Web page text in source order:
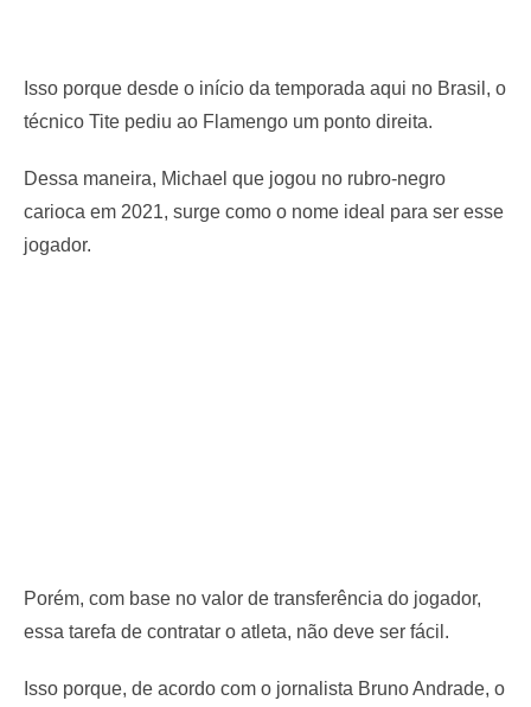
Isso porque desde o início da temporada aqui no Brasil, o
técnico Tite pediu ao Flamengo um ponto direita.
Dessa maneira, Michael que jogou no rubro-negro
carioca em 2021, surge como o nome ideal para ser esse
jogador.
Porém, com base no valor de transferência do jogador,
essa tarefa de contratar o atleta, não deve ser fácil.
Isso porque, de acordo com o jornalista Bruno Andrade, o